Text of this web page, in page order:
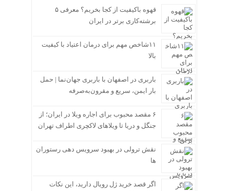
قهوه باکیفیت از کجا بخریم؟ معرفی ۵
برشته‌کاری برتر در ایران
۱۱شاخص مهم برای درمان اعتیاد با کیفیت
بالا
باربری در اصفهان با باربری جهان‌نما | حمل
بار ایمن، سریع و مقرون‌به‌صرفه
۶ مقصد محبوب برای اجاره ویلا در ایران؛ از
جنگل و دریا تا ویلاهای لاکچری اطراف تهران
نقش ترولی در بهبود سرویس دهی رستوران
ها
اگر قصد خرید ژل رویال دارید، این نکات